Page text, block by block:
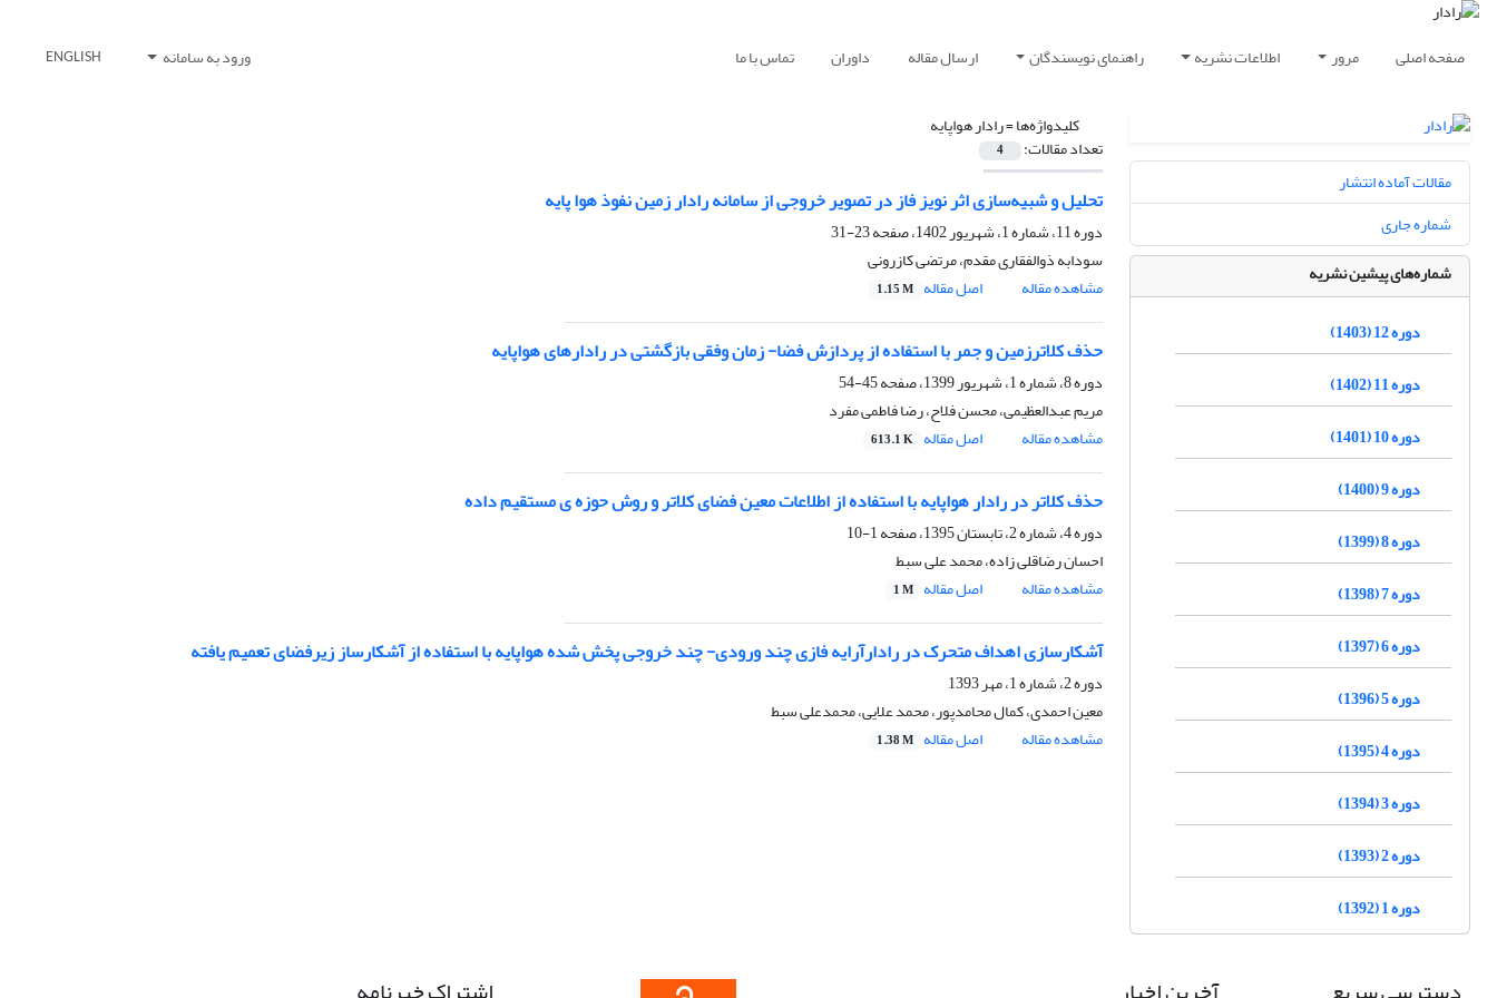
صفحه اصلی مرور اطلاعات نشریه راهنمای نویسندگان ارسال مقاله داوران تماس با ما ورود به سامانه ENGLISH
کلیدواژه‌ها =رادار هواپایه
تعداد مقالات: 4
تحلیل و شبیه‌سازی اثر نویز فاز در تصویر خروجی از سامانه رادار زمین نفوذ هوا پایه
دوره 11، شماره 1، شهریور 1402، صفحه
23-31
سودابه ذوالفقاری مقدم، مرتضی کازرونی
مشاهده مقاله
اصل مقاله 1.15 M
حذف کلاترزمین و جمر با استفاده از پردازش فضا- زمان وفقی بازگشتی در رادارهای هواپایه
دوره 8، شماره 1، شهریور 1399، صفحه
45-54
مریم عبدالعظیمی، محسن فلاح، رضا فاطمی مفرد
مشاهده مقاله
اصل مقاله 613.1 K
حذف کلاتر در رادار هواپایه با استفاده از اطلاعات معین فضای کلاتر و روش حوزه ی مستقیم داده
دوره 4، شماره 2، تابستان 1395، صفحه
1-10
احسان رضاقلی زاده، محمد علی سبط
مشاهده مقاله
اصل مقاله 1 M
آشکارسازی اهداف متحرک در رادارآرایه فازی چند ورودی- چند خروجی پخش شده هواپایه با استفاده از آشکارساز زیرفضای تعمیم یافته
دوره 2، شماره 1، مهر 1393
معین احمدی، کمال محامدپور، محمد علایی، محمدعلی سبط
مشاهده مقاله
اصل مقاله 1.38 M
مقالات آماده انتشار
شماره جاری
شماره‌های پیشین نشریه
دوره 12 (1403)
دوره 11 (1402)
دوره 10 (1401)
دوره 9 (1400)
دوره 8 (1399)
دوره 7 (1398)
دوره 6 (1397)
دوره 5 (1396)
دوره 4 (1395)
دوره 3 (1394)
دوره 2 (1393)
دوره 1 (1392)